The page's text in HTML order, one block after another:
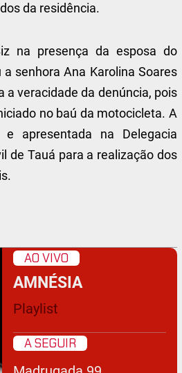
da residência.
na presença da esposa do
senhora Ana Karolina Soares
a veracidade da denúncia, pois
no baú da motocicleta. A
apresentada na Delegacia
de Tauá para a realização dos
AO VIVO
AMNÉSIA
Playlist
A SEGUIR